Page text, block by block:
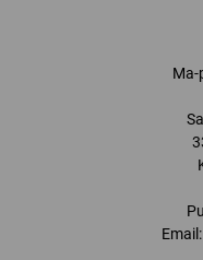
Ma-
Email: